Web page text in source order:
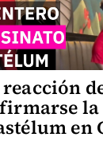
la
en